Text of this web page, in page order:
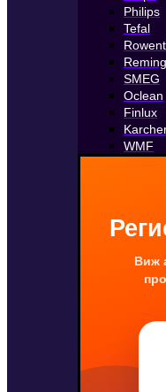
Philips
Tefal
SMEG
Oclean
Finlux
WMF
Виж